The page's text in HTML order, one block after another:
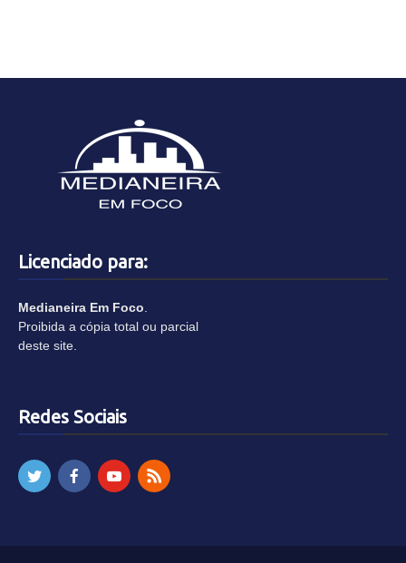
Licenciado para:
Medianeira Em Foco
Proibida a cópia total ou parcial
deste site.
Redes Sociais